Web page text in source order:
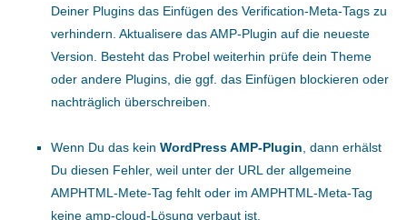
Deiner Plugins das Einfügen des Verification-Meta-Tags zu
verhindern. Aktualisere das AMP-Plugin auf die neueste
Version. Besteht das Probel weiterhin prüfe dein Theme
oder andere Plugins, die ggf. das Einfügen blockieren oder
nachträglich überschreiben.
Wenn Du das kein WordPress AMP-Plugin , dann erhälst
Du diesen Fehler, weil unter der URL der allgemeine
AMPHTML-Mete-Tag fehlt oder im AMPHTML-Meta-Tag
keine amp-cloud-Lösung verbaut ist.